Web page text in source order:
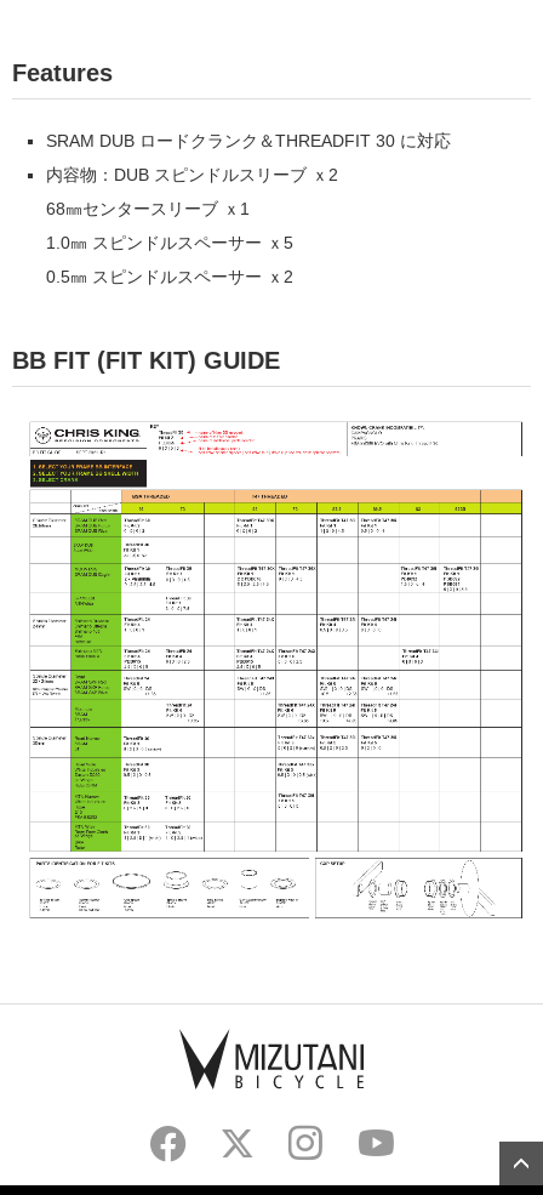
Features
SRAM DUB ロードクランク＆THREADFIT 30 に対応
内容物：DUB スピンドルスリーブ ｘ2
68㎜センタースリーブ ｘ1
1.0㎜ スピンドルスペーサー ｘ5
0.5㎜ スピンドルスペーサー ｘ2
BB FIT (FIT KIT) GUIDE